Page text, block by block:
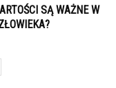
SĄ WAŻNE W